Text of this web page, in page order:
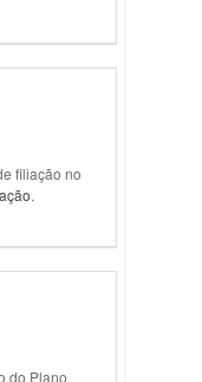
filiação no
.
do Plano